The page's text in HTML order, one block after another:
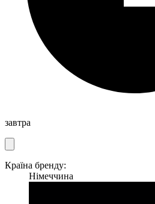
завтра
Країна бренду:
Німеччина